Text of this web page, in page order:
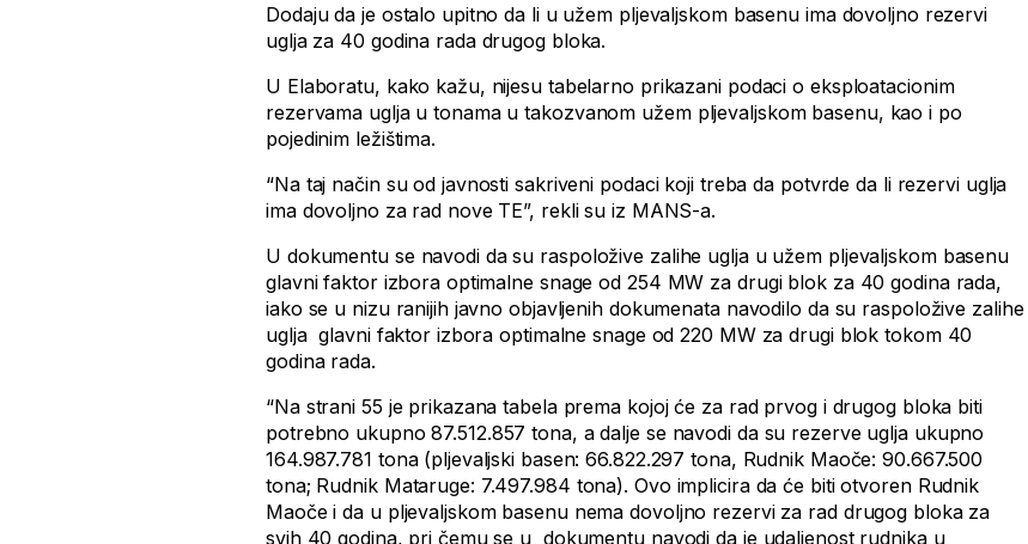
Dodaju da je ostalo upitno da li u užem pljevaljskom basenu ima dovoljno rezervi
uglja za 40 godina rada drugog bloka.
U Elaboratu, kako kažu, nijesu tabelarno prikazani podaci o eksploatacionim
rezervama uglja u tonama u takozvanom užem pljevaljskom basenu, kao i po
pojedinim ležištima.
“Na taj način su od javnosti sakriveni podaci koji treba da potvrde da li rezervi uglja
ima dovoljno za rad nove TE”, rekli su iz MANS-a.
U dokumentu se navodi da su raspoložive zalihe uglja u užem pljevaljskom basenu
glavni faktor izbora optimalne snage od 254 MW za drugi blok za 40 godina rada,
iako se u nizu ranijih javno objavljenih dokumenata navodilo da su raspoložive zalihe
uglja glavni faktor izbora optimalne snage od 220 MW za drugi blok tokom 40
godina rada.
“Na strani 55 je prikazana tabela prema kojoj će za rad prvog i drugog bloka biti
potrebno ukupno 87.512.857 tona, a dalje se navodi da su rezerve uglja ukupno
164.987.781 tona (pljevaljski basen: 66.822.297 tona, Rudnik Maoče: 90.667.500
tona; Rudnik Mataruge: 7.497.984 tona). Ovo implicira da će biti otvoren Rudnik
Maoče i da u pljevaljskom basenu nema dovoljno rezervi za rad drugog bloka za
svih 40 godina, pri čemu se u dokumentu navodi da je udaljenost rudnika u